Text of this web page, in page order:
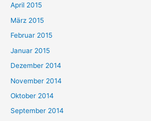
April 2015
März 2015
Februar 2015
Januar 2015
Dezember 2014
November 2014
Oktober 2014
September 2014